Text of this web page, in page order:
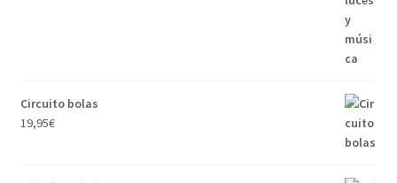
Circuito bolas
19,95€